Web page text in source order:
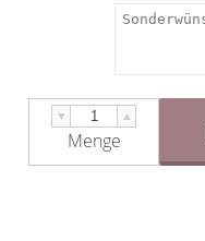
▼ ▲
Menge